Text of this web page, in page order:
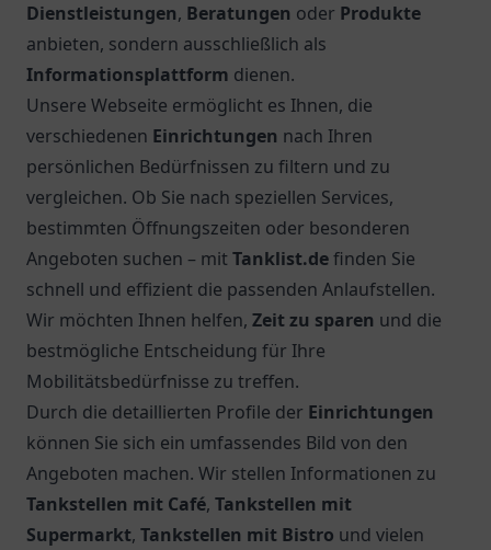
Dienstleistungen, Beratungen oder Produkte
anbieten, sondern ausschließlich als
Informationsplattform dienen.
Unsere Webseite ermöglicht es Ihnen, die
verschiedenen Einrichtungen nach Ihren
persönlichen Bedürfnissen zu filtern und zu
vergleichen. Ob Sie nach speziellen Services,
bestimmten Öffnungszeiten oder besonderen
Angeboten suchen – mit Tanklist.definden Sie
schnell und effizient die passenden Anlaufstellen.
Wir möchten Ihnen helfen, Zeit zu sparen und die
bestmögliche Entscheidung für Ihre
Mobilitätsbedürfnisse zu treffen.
Durch die detaillierten Profile der Einrichtungen
können Sie sich ein umfassendes Bild von den
Angeboten machen. Wir stellen Informationen zu
Tankstellen mit Café, Tankstellen mit
Supermarkt, Tankstellen mit Bistro und vielen